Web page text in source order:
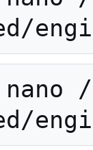
nano